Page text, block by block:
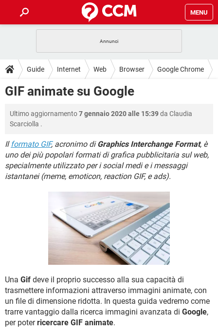
MENU
INTRATTENIMENTO ANDROID
iOS WINDOWS 10
TIKTOK
GUIDE
COVID-19
INTRATTENIMENTO ANDROID
iOS WINDOWS 10
TIKTOK FACEBOOK
HARDWARE
DOWNLOAD
INTRATTENIMENTO
INSTAGRAM WHATSAPP
FACEBOOK
FORUM
INTRATTENIMENTO ANDROID
iOS WINDOWS 10
INSTAGRAM WHATSAPP
FACEBOOK
COVID-19 GAMING
INTRATTENIMENTO ANDROID
WHATSAPP
FACEBOOK
Guide Internet Web Browser Google Chrome
GIF animate su Google
Ultimo aggiornamento7 gennaio 2020 alle 15:39da Claudia
Scarciolla .
Il formato GIF, acronimo diGraphics Interchange Format, è
uno dei più popolari formati di grafica pubblicitaria sul web,
specialmente utilizzato per i social medi e i messaggi
istantanei (meme, emoticon, reaction GIF, e ads).
Una Gif deve il proprio successo alla sua capacità di
trasmettere informazioni attraverso immagini animate, con
un file di dimensione ridotta. In questa guida vedremo come
trarre vantaggio dalla ricerca immagini avanzata di Google,
per poterricercare GIF animate.